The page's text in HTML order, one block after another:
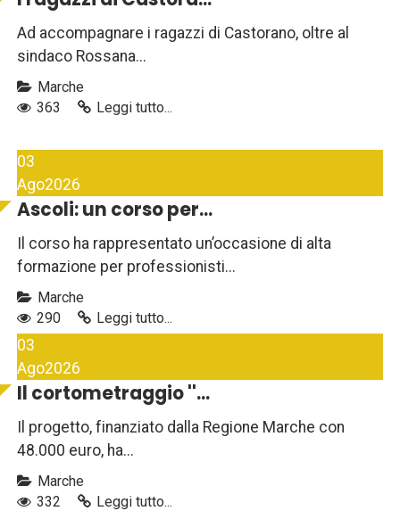
Ad accompagnare i ragazzi di Castorano, oltre al
sindaco Rossana...
Marche
363
Leggi tutto...
03
Ago2026
Ascoli: un corso per...
Il corso ha rappresentato un’occasione di alta
formazione per professionisti...
Marche
290
Leggi tutto...
03
Ago2026
Il cortometraggio ''...
Il progetto, finanziato dalla Regione Marche con
48.000 euro, ha...
Marche
332
Leggi tutto...